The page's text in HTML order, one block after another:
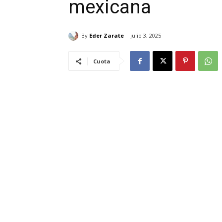
mexicana
By Eder Zarate julio 3, 2025
Cuota